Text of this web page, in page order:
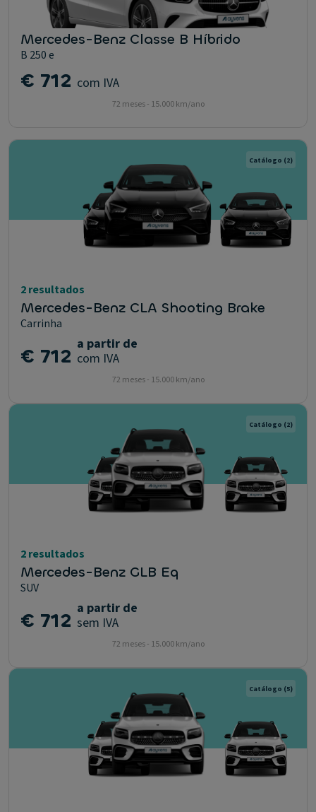
Mercedes-Benz Classe B Híbrido
B 250 e
€ 712 com IVA
72 meses - 15.000 km/ano
Catálogo (2)
2 resultados
Mercedes-Benz CLA Shooting Brake
Carrinha
€ 712 a partir de
com IVA
72 meses - 15.000 km/ano
Catálogo (2)
2 resultados
Mercedes-Benz GLB Eq
SUV
€ 712 a partir de
sem IVA
72 meses - 15.000 km/ano
Catálogo (5)